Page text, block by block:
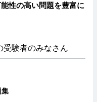
性の高い問題を豊富に
受験者のみなさん